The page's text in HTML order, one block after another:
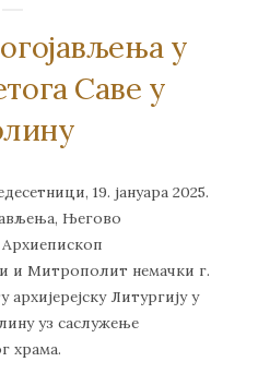
у
Саве у
19. јануара 2025.
Његово
и Митрополит немачки г.
Литургију у
уз саслужење
храма.